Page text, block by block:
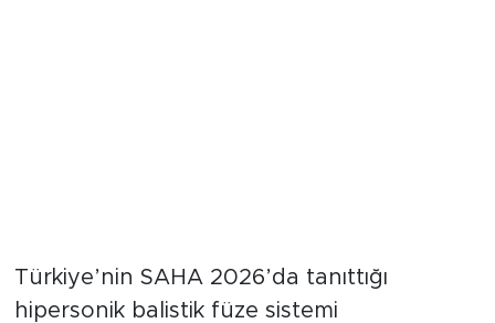
Türkiye’nin SAHA 2026’da tanıttığı
hipersonik balistik füze sistemi